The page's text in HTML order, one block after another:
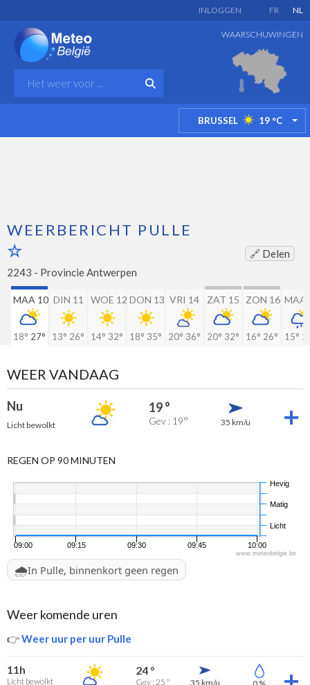
FR NL
INLOGGEN
WAARSCHUWINGEN
BRUSSEL 19 °C
WEERBERICHT PULLE
🔗 Delen
2243 - Provincie Antwerpen
MAA 10
18° 27°
DIN 11
13° 26°
WOE 12
14° 32°
DON 13
18° 35°
VRI 14
20° 36°
ZAT 15
20° 32°
ZON 16
16° 26°
MAA
15°
WEER VANDAAG
Nu
Licht bewolkt
19 °
Gev : 19° 35 km/u
REGEN OP 90 MINUTEN
09:00 09:15 09:30 09:45 10:00
Licht
Matig
Hevig
www.meteobelgie.be
🌧️In Pulle, binnenkort geen regen
Weer komende uren
👉Weer uur per uur Pulle
11h
Licht bewolkt
24 °
Gev : 25 ° 35 km/u